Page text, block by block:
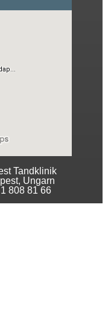
Tandklinik
Ungarn
808 81 66